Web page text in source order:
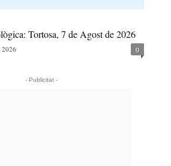
Tortosa, 7 de Agost de 2026
2026 0
- Publicitat -